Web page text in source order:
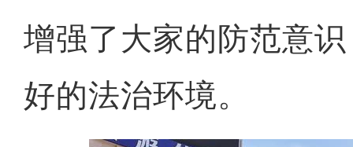
增强了大家的防范意
好的法治环境。